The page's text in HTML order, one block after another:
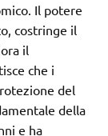
Il potere
costringe il
il
che i
del
della
e ha